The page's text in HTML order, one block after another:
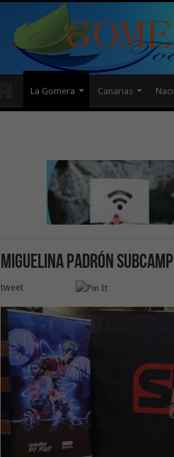
La Gomera Canarias
Miguelina Padrón
tweet